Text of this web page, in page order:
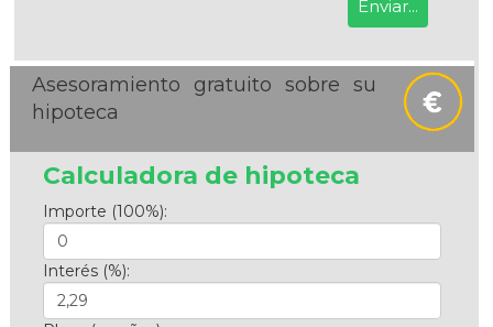
Asesoramiento gratuito sobre su
hipoteca
Calculadora de hipoteca
Importe (100%):
Interés (%):